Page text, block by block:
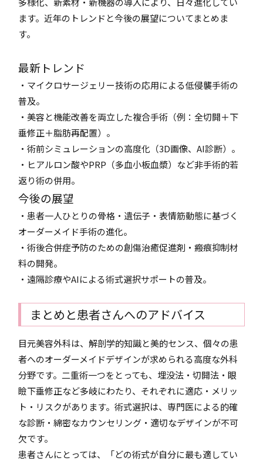
ます。近年のトレンドと今後の展望についてまとめま
す。
最新トレンド
・マイクロサージェリー技術の応用による低侵襲手術の
普及。
・美容と機能改善を両立した複合手術（例：全切開＋下
垂修正＋脂肪再配置）。
・術前シミュレーションの高度化（3D画像、AI診断）。
・ヒアルロン酸やPRP（多血小板血漿）など非手術的若
返り術の併用。
今後の展望
・患者一人ひとりの骨格・遺伝子・表情筋動態に基づく
オーダーメイド手術の進化。
・術後合併症予防のための創傷治癒促進剤・瘢痕抑制材
料の開発。
・遠隔診療やAIによる術式選択サポートの普及。
まとめと患者さんへのアドバイス
目元美容外科は、解剖学的知識と美的センス、個々の患
者へのオーダーメイドデザインが求められる高度な外科
分野です。二重術一つをとっても、埋没法・切開法・眼
瞼下垂修正など多岐にわたり、それぞれに適応・メリッ
ト・リスクがあります。術式選択は、専門医による的確
な診断・綿密なカウンセリング・適切なデザインが不可
欠です。
患者さんにとっては、「どの術式が自分に最も適してい